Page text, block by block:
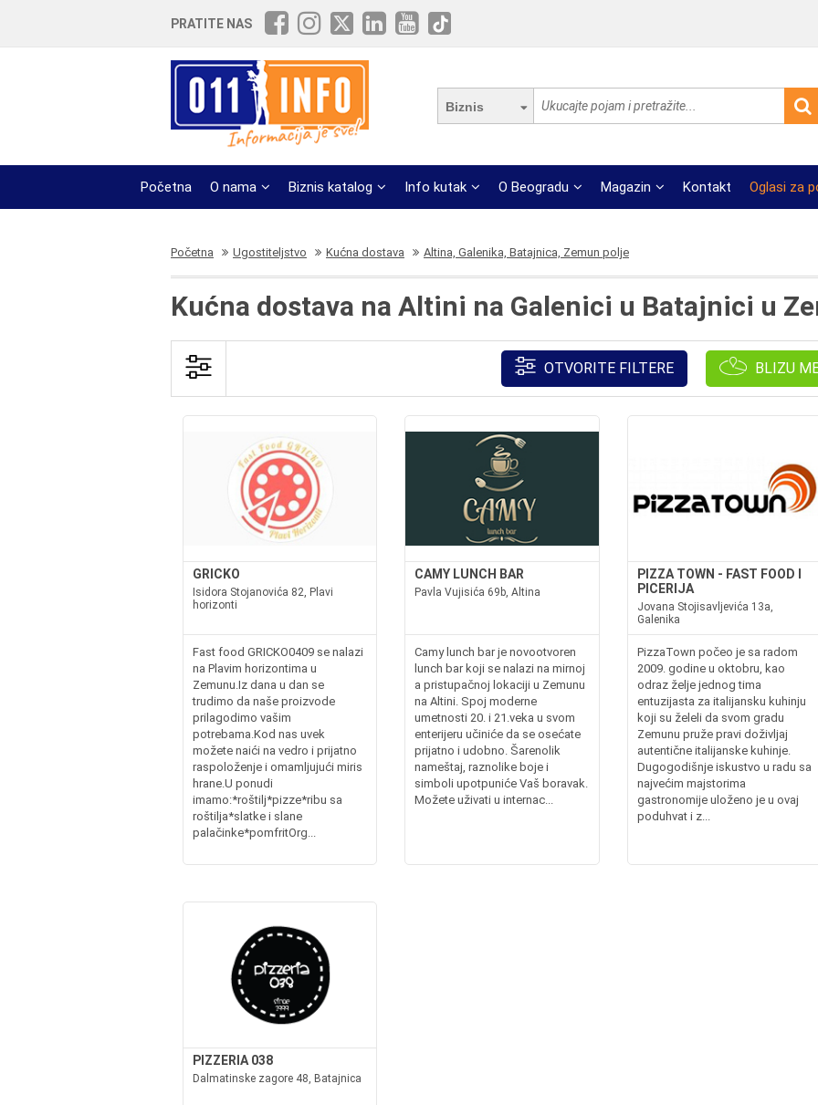
PRATITE NAS
Biznis
Početna O nama Biznis katalog Info kutak O Beogradu Magazin Kontakt Oglasi za
Početna Ugostiteljstvo Kućna dostava Altina, Galenika, Batajnica, Zemun polje
Kućna dostava na Altini na Galenici u Batajnici u
OTVORITE FILTERE BLIZU
GRICKO
Isidora Stojanovića 82, Plavi
horizonti
Fast food GRICKO0409 se nalazi
na Plavim horizontima u
Zemunu.Iz dana u dan se
trudimo da naše proizvode
prilagodimo vašim
potrebama.Kod nas uvek
možete naići na vedro i prijatno
raspoloženje i omamljujući miris
hrane.U ponudi
imamo:*roštilj*pizze*ribu sa
roštilja*slatke i slane
palačinke*pomfritOrg...
CAMY LUNCH BAR
Pavla Vujisića 69b, Altina
Camy lunch bar je novootvoren
lunch bar koji se nalazi na mirnoj
a pristupačnoj lokaciji u Zemunu
na Altini. Spoj moderne
umetnosti 20. i 21.veka u svom
enterijeru učiniće da se osećate
prijatno i udobno. Šarenolik
nameštaj, raznolike boje i
simboli upotpuniće Vaš boravak.
Možete uživati u internac...
PIZZA TOWN - FAST FOOD I
PICERIJA
Jovana Stojisavljevića 13a,
Galenika
PizzaTown počeo je sa radom
2009. godine u oktobru, kao
odraz želje jednog tima
entuzijasta za italijansku kuhinju
koji su želeli da svom gradu
Zemunu pruže pravi doživljaj
autentične italijanske kuhinje.
Dugogodišnje iskustvo u radu sa
najvećim majstorima
gastronomije uloženo je u ovaj
poduhvat i z...
PIZZERIA 038
Dalmatinske zagore 48, Batajnica